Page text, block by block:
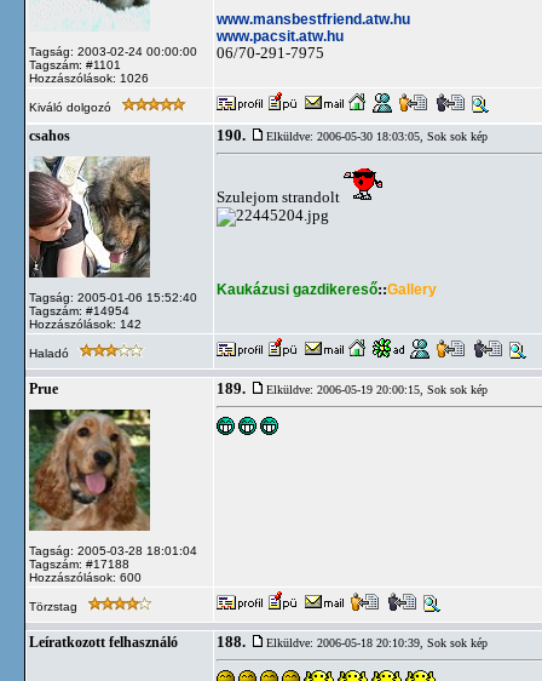
Tagság: 2003-02-24 00:00:00
Tagszám: #1101
Hozzászólások: 1026
www.mansbestfriend.atw.hu
www.pacsit.atw.hu
06/70-291-7975
Kiváló dolgozó
csahos
Tagság: 2005-01-06 15:52:40
Tagszám: #14954
Hozzászólások: 142
190. Elküldve: 2006-05-30 18:03:05, Sok sok kép
Szulejom strandolt
Kaukázusi gazdikereső::Gallery
Haladó
Prue
Tagság: 2005-03-28 18:01:04
Tagszám: #17188
Hozzászólások: 600
189. Elküldve: 2006-05-19 20:00:15, Sok sok kép
Törzstag
Leíratkozott felhasználó 188. Elküldve: 2006-05-18 20:10:39, Sok sok kép